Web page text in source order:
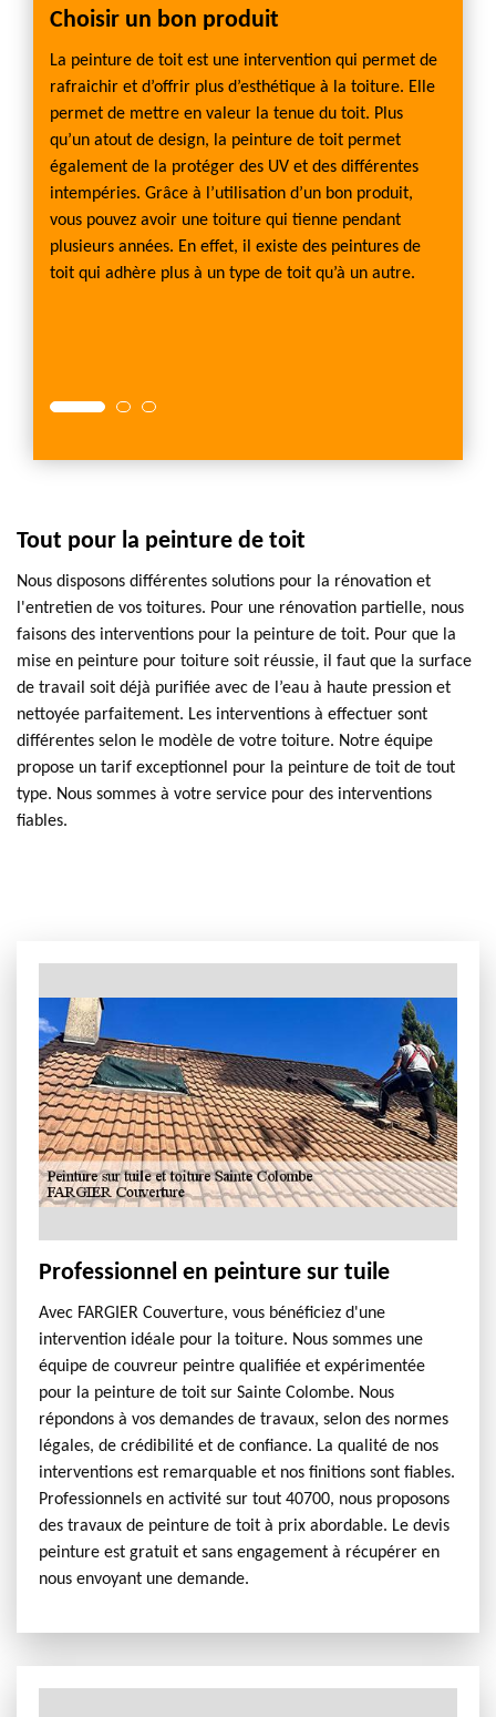
Choisir un bon produit
La peinture de toit est une intervention qui permet de
rafraichir et d’offrir plus d’esthétique à la toiture. Elle
permet de mettre en valeur la tenue du toit. Plus
qu’un atout de design, la peinture de toit permet
également de la protéger des UV et des différentes
intempéries. Grâce à l’utilisation d’un bon produit,
vous pouvez avoir une toiture qui tienne pendant
plusieurs années. En effet, il existe des peintures de
toit qui adhère plus à un type de toit qu’à un autre.
Tout pour la peinture de toit
Nous disposons différentes solutions pour la rénovation et
l'entretien de vos toitures. Pour une rénovation partielle, nous
faisons des interventions pour la peinture de toit. Pour que la
mise en peinture pour toiture soit réussie, il faut que la surface
de travail soit déjà purifiée avec de l’eau à haute pression et
nettoyée parfaitement. Les interventions à effectuer sont
différentes selon le modèle de votre toiture. Notre équipe
propose un tarif exceptionnel pour la peinture de toit de tout
type. Nous sommes à votre service pour des interventions
fiables.
Professionnel en peinture sur tuile
Avec FARGIER Couverture, vous bénéficiez d'une
intervention idéale pour la toiture. Nous sommes une
équipe de couvreur peintre qualifiée et expérimentée
pour la peinture de toit sur Sainte Colombe. Nous
répondons à vos demandes de travaux, selon des normes
légales, de crédibilité et de confiance. La qualité de nos
interventions est remarquable et nos finitions sont fiables.
Professionnels en activité sur tout 40700, nous proposons
des travaux de peinture de toit à prix abordable. Le devis
peinture est gratuit et sans engagement à récupérer en
nous envoyant une demande.